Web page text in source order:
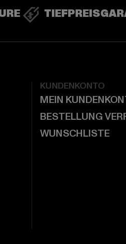
KUNDENKONTO
MEIN
BESTELLUNG
WUNSCHLISTE